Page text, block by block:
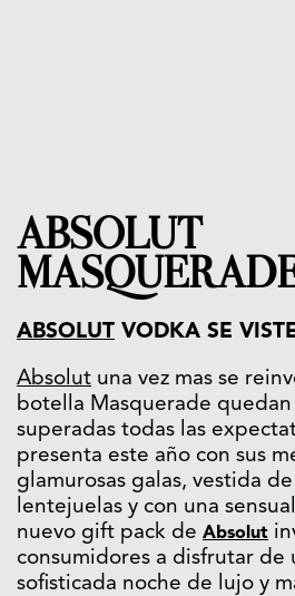
ABSOLUT
ABSOLUT VODKA SE
Absolut una vez mas se
botella Masquerade
superadas todas las
presenta este año con sus
glamurosas galas, vestida
lentejuelas y con una
nuevo gift pack de Absolut
consumidores a disfrutar de
sofisticada noche de lujo y